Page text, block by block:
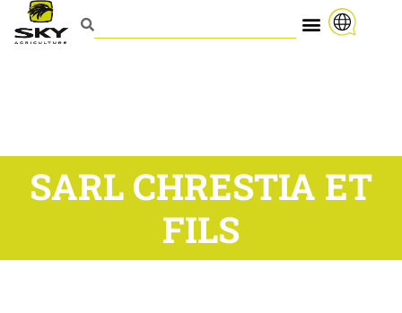
SARL CHRESTIA ET
FILS